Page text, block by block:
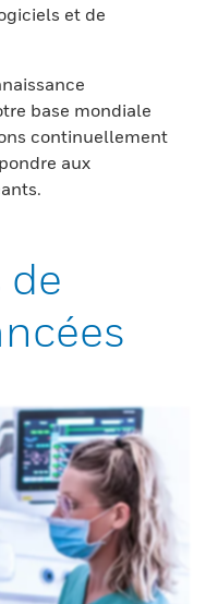
et de
base mondiale
continuellement
aux